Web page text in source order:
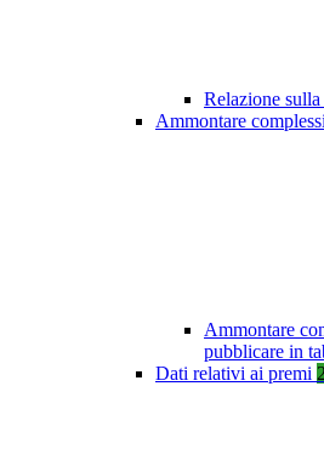
Relazione
Ammontare
Ammontare
pubblicare in
Dati relativi ai premi 2